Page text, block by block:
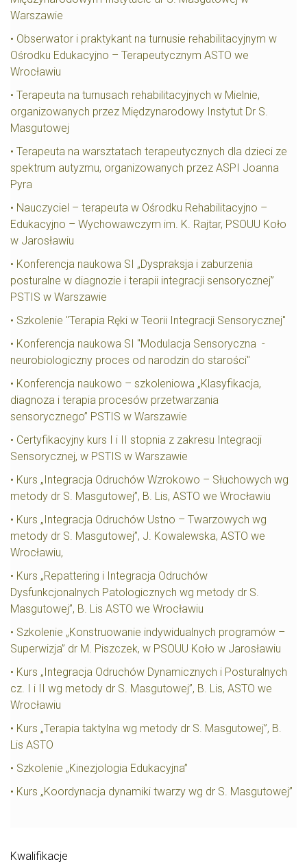
Warszawie
• Obserwator i praktykant na turnusie rehabilitacyjnym w
Ośrodku Edukacyjno – Terapeutycznym ASTO we
Wrocławiu
• Terapeuta na turnusach rehabilitacyjnych w Mielnie,
organizowanych przez Międzynarodowy Instytut Dr S.
Masgutowej
• Terapeuta na warsztatach terapeutycznych dla dzieci ze
spektrum autyzmu, organizowanych przez ASPI Joanna
Pyra
• Nauczyciel – terapeuta w Ośrodku Rehabilitacyjno –
Edukacyjno – Wychowawczym im. K. Rajtar, PSOUU Koło
w Jarosławiu
• Konferencja naukowa SI „Dyspraksja i zaburzenia
posturalne w diagnozie i terapii integracji sensorycznej”
PSTIS w Warszawie
• Szkolenie "Terapia Ręki w Teorii Integracji Sensorycznej"
• Konferencja naukowa SI "Modulacja Sensoryczna -
neurobiologiczny proces od narodzin do starości"
• Konferencja naukowo – szkoleniowa „Klasyfikacja,
diagnoza i terapia procesów przetwarzania
sensorycznego” PSTIS w Warszawie
• Certyfikacyjny kurs I i II stopnia z zakresu Integracji
Sensorycznej, w PSTIS w Warszawie
• Kurs „Integracja Odruchów Wzrokowo – Słuchowych wg
metody dr S. Masgutowej”, B. Lis, ASTO we Wrocławiu
• Kurs „Integracja Odruchów Ustno – Twarzowych wg
metody dr S. Masgutowej”, J. Kowalewska, ASTO we
Wrocławiu,
• Kurs „Repattering i Integracja Odruchów
Dysfunkcjonalnych Patologicznych wg metody dr S.
Masgutowej”, B. Lis ASTO we Wrocławiu
• Szkolenie „Konstruowanie indywidualnych programów –
Superwizja” dr M. Piszczek, w PSOUU Koło w Jarosławiu
• Kurs „Integracja Odruchów Dynamicznych i Posturalnych
cz. I i II wg metody dr S. Masgutowej”, B. Lis, ASTO we
Wrocławiu
• Kurs „Terapia taktylna wg metody dr S. Masgutowej”, B.
Lis ASTO
• Szkolenie „Kinezjologia Edukacyjna”
• Kurs „Koordynacja dynamiki twarzy wg dr S. Masgutowej”
Kwalifikacje